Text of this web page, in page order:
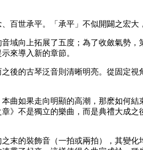
百世承平。「承平」不似開闢之宏
域向上拓展了五度；為了收斂氣勢
來導入新的章節。
後的古琴泛音則清晰明亮。從固定
曲如果走向明顯的高潮，那麽如
》不是獨立的樂曲，而是典禮大成
末的裝飾音（一拍或兩拍），其變